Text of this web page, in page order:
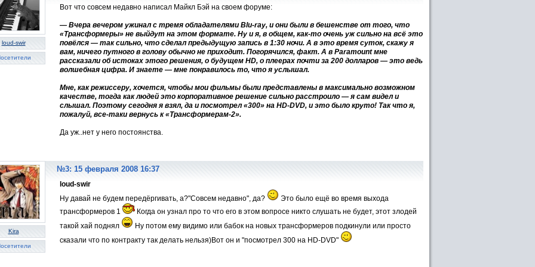
loud-swir
Вот что совсем недавно написал Майкл Бэй на своем форуме:
— Вчера вечером ужинал с тремя обладателями Blu-ray, и они были в бешенстве от того, что
«Трансформеры» не выйдут на этом формате. Ну и я, в общем, как-то очень уж сильно на всё это
повёлся — так сильно, что сделал предыдущую запись в 1:30 ночи. А в это время суток, скажу я
вам, ничего путного в голову обычно не приходит. Погорячился, факт. А в Paramount мне
рассказали об истоках этого решения, о будущем HD, о плеерах почти за 200 долларов — это ведь
волшебная цифра. И знаете — мне понравилось то, что я услышал.
Мне, как режиссеру, хочется, чтобы мои фильмы были представлены в максимально возможном
качестве, тогда как людей это корпоративное решение сильно расстроило — я сам видел и
слышал. Поэтому сегодня я взял, да и посмотрел «300» на HD-DVD, и это было круто! Так что я,
пожалуй, все-таки вернусь к «Трансформерам-2».
Да уж..нет у него постоянства.
Kira
№3: 15 февраля 2008 16:37
loud-swir
Ну давай не будем передёргивать, а?"Совсем недавно", да?
Это было ещё во время выхода
трансформеров 1
Когда он узнал про то что его в этом вопросе никто слушать не будет, этот злодей
такой хай поднял
Ну потом ему видимо или бабок на новых трансформеров подкинули или просто
сказали что по контракту так делать нельзя)Вот он и "посмотрел 300 на HD-DVD"